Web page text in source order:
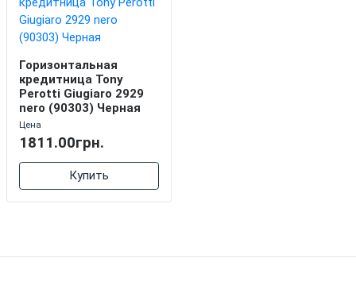
Горизонтальная
кредитница Tony
Perotti Giugiaro 2929
nero (90303) Черная
Цена
1811.00грн.
Купить